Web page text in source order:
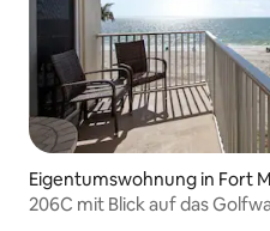
Eigentumswohnung in Fort
206C mit Blick auf das